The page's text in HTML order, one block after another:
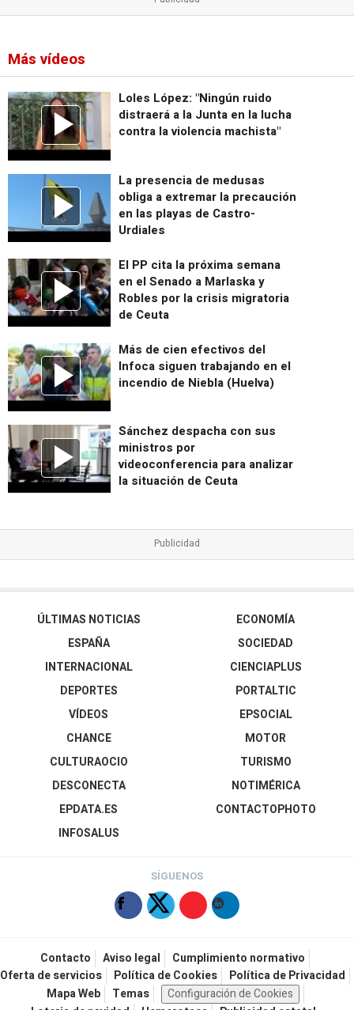
Más vídeos
Loles López: "Ningún ruido
distraerá a la Junta en la lucha
contra la violencia machista"
La presencia de medusas
obliga a extremar la precaución
en las playas de Castro-
Urdiales
El PP cita la próxima semana
en el Senado a Marlaska y
Robles por la crisis migratoria
de Ceuta
Más de cien efectivos del
Infoca siguen trabajando en el
incendio de Niebla (Huelva)
Sánchez despacha con sus
ministros por
videoconferencia para analizar
la situación de Ceuta
ÚLTIMAS NOTICIAS
ESPAÑA
INTERNACIONAL
DEPORTES
VÍDEOS
ECONOMÍA
SOCIEDAD
CIENCIAPLUS
PORTALTIC
EPSOCIAL
CHANCE
CULTURAOCIO
DESCONECTA
EPDATA.ES
INFOSALUS
MOTOR
TURISMO
NOTIMÉRICA
CONTACTOPHOTO
SÍGUENOS
Contacto Aviso legal
Cumplimiento normativo
Oferta de servicios
Política de Cookies
Política de Privacidad
Mapa Web
Temas
Configuración de Cookies